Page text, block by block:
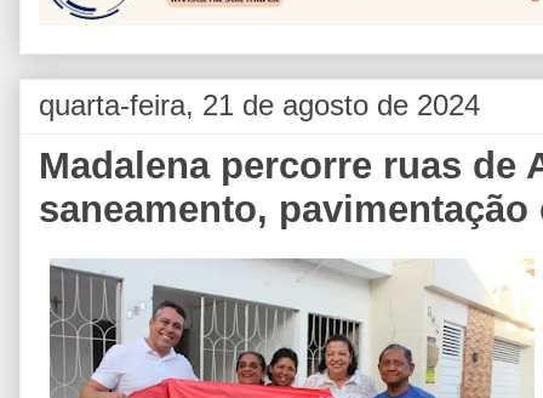
quarta-feira, 21 de agosto de 2024
Madalena percorre ruas de
saneamento, pavimentação